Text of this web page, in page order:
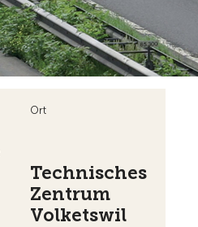
Ort
Technisches
Zentrum
Volketswil